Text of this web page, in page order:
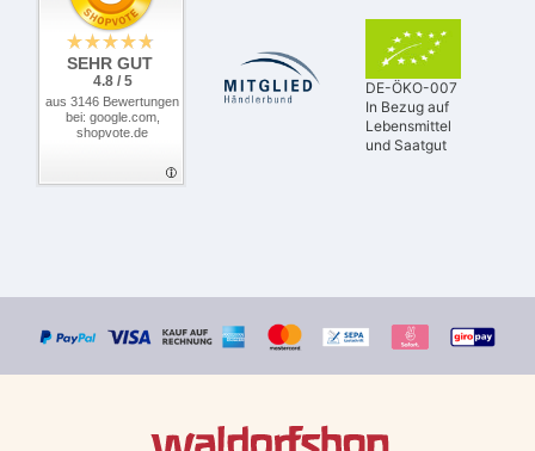
SEHR GUT
4.8 / 5
aus 3146 Bewertungen
bei: google.com,
shopvote.de
DE-ÖKO-007
In Bezug auf
Lebensmittel
und Saatgut